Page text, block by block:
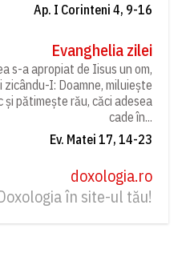
Ap. I Corinteni 4, 9-16
Evanghelia zilei
s-a apropiat de Iisus un om,
I: Doamne, miluiește
pătimește rău, căci adesea
cade în...
Ev. Matei 17, 14-23
doxologia.ro
în site-ul tău!